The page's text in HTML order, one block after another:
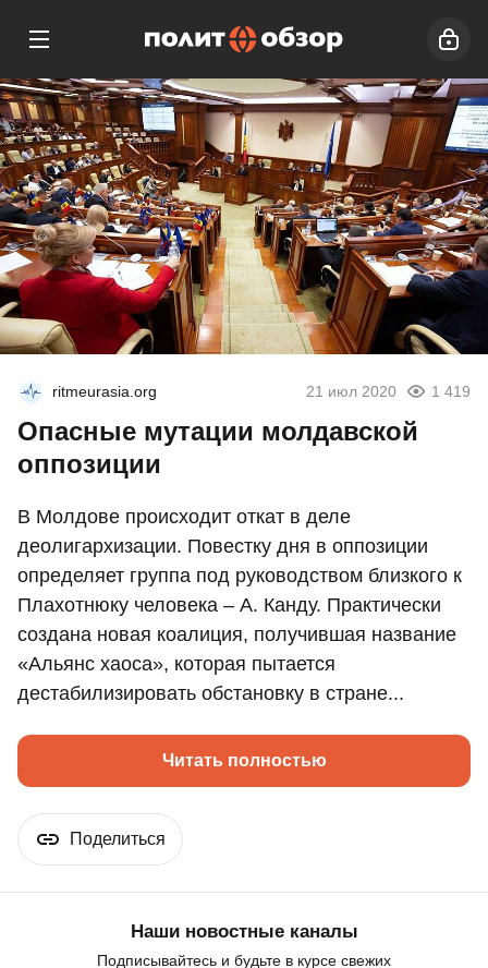
ritmeurasia.org 21 июл 2020 1 419
Опасные мутации молдавской
оппозиции
В Молдове происходит откат в деле
деолигархизации. Повестку дня в оппозиции
определяет группа под руководством близкого к
Плахотнюку человека – А. Канду. Практически
создана новая коалиция, получившая название
«Альянс хаоса», которая пытается
дестабилизировать обстановку в стране...
Читать полностью
Поделиться
Наши новостные каналы
Подписывайтесь и будьте в курсе свежих